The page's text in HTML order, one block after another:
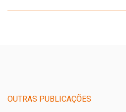
OUTRAS PUBLICAÇÕES